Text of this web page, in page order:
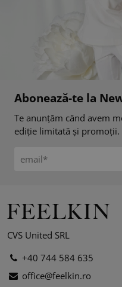
Abonează-te la
Te anunțăm când avem
ediție limitată și promoții.
CVS United SRL
+40 744 584 635
office@feelkin.ro